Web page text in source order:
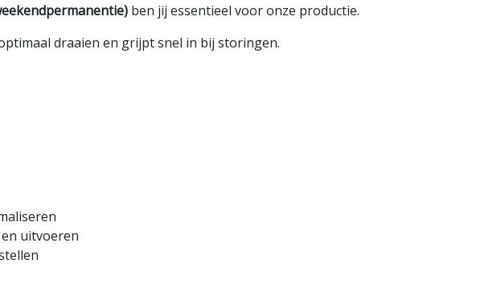
ben jij essentieel voor onze productie.
draaien en grijpt snel in bij storingen.
uitvoeren